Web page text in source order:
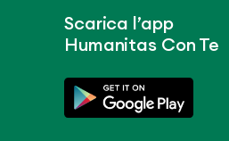
Scarica l’app
Humanitas Con Te